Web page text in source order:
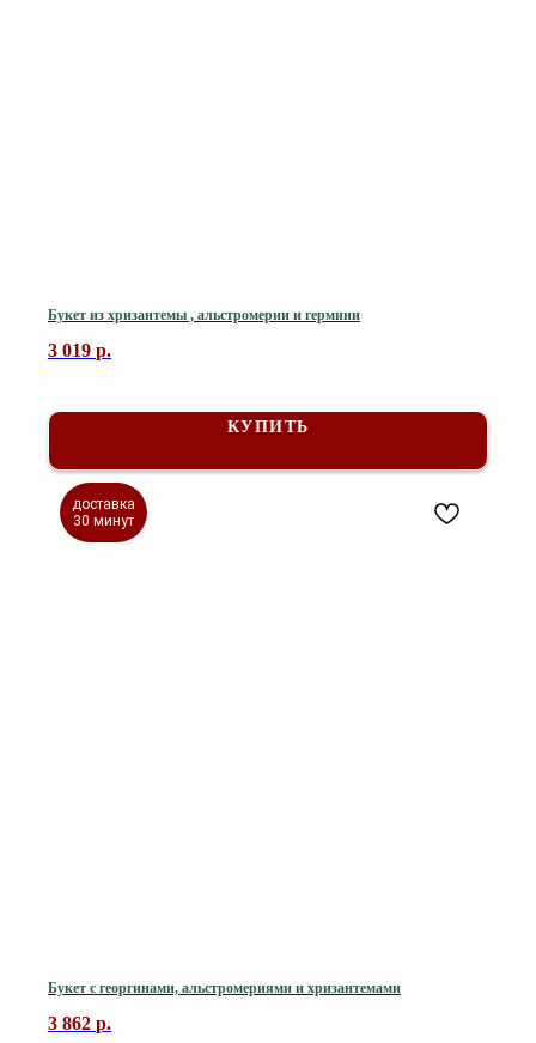
Букет из хризантемы , альстромерии и гермини
3 019 р.
КУПИТЬ
доставка
30 минут
Букет с георгинами, альстромериями и хризантемами
3 862 р.